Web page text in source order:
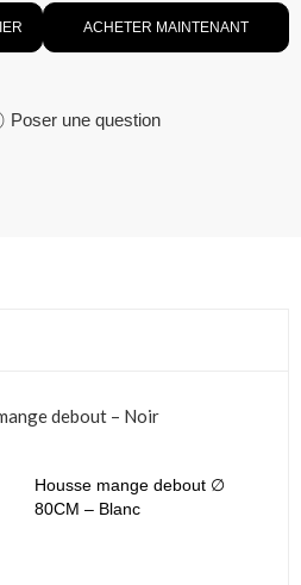
ACHETER MAINTENANT
Poser une question
debout – Noir
Housse mange debout ∅
80CM – Blanc